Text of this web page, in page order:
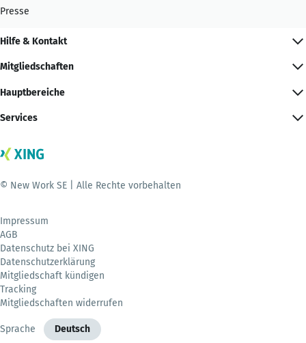
Presse
Hilfe & Kontakt
Mitgliedschaften
Hauptbereiche
Services
© New Work SE | Alle Rechte vorbehalten
Impressum
AGB
Datenschutz bei XING
Datenschutzerklärung
Mitgliedschaft kündigen
Tracking
Mitgliedschaften widerrufen
Sprache Deutsch